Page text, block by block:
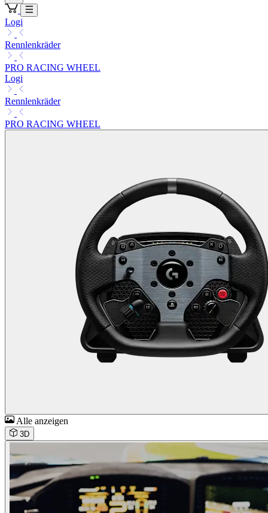
Logi
Rennlenkräder
PRO RACING WHEEL
Logi
Rennlenkräder
PRO RACING WHEEL
Alle anzeigen
3D